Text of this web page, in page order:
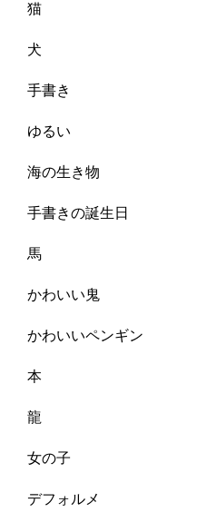
猫
犬
手書き
ゆるい
海の生き物
手書きの誕生日
馬
かわいい鬼
かわいいペンギン
本
龍
女の子
デフォルメ